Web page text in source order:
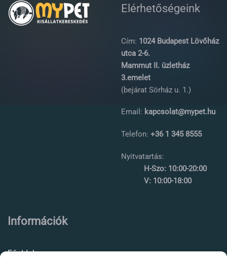
Elérhetőségeink
Cím: 1024 Budapest Lövőház
utca 2-6.
Mammut II. üzletház
3.emelet
(bejárat Sörház u. 1.)
Email: kapcsolat@mypet.hu
Telefon: +36 1 345 8555
Nyitvatartás:
H-Szo: 10:00-20:00
V: 10:00-18:00
Információk
Főoldal